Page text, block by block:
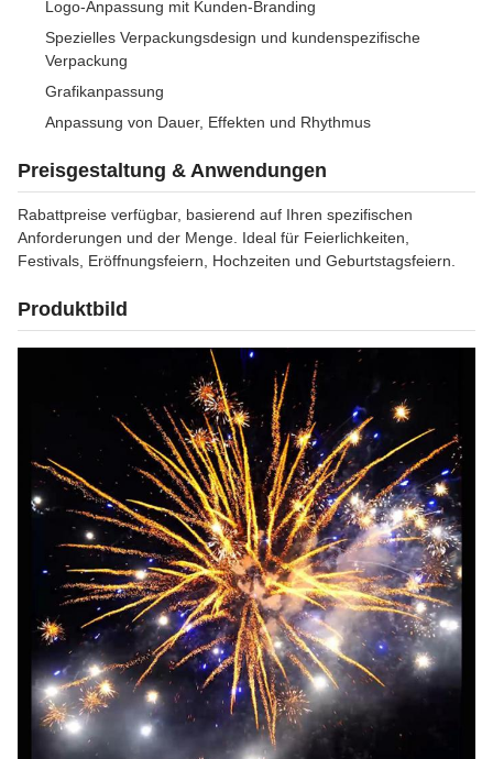
Logo-Anpassung mit Kunden-Branding
Spezielles Verpackungsdesign und kundenspezifische
Verpackung
Grafikanpassung
Anpassung von Dauer, Effekten und Rhythmus
Preisgestaltung & Anwendungen
Rabattpreise verfügbar, basierend auf Ihren spezifischen
Anforderungen und der Menge. Ideal für Feierlichkeiten,
Festivals, Eröffnungsfeiern, Hochzeiten und Geburtstagsfeiern.
Produktbild